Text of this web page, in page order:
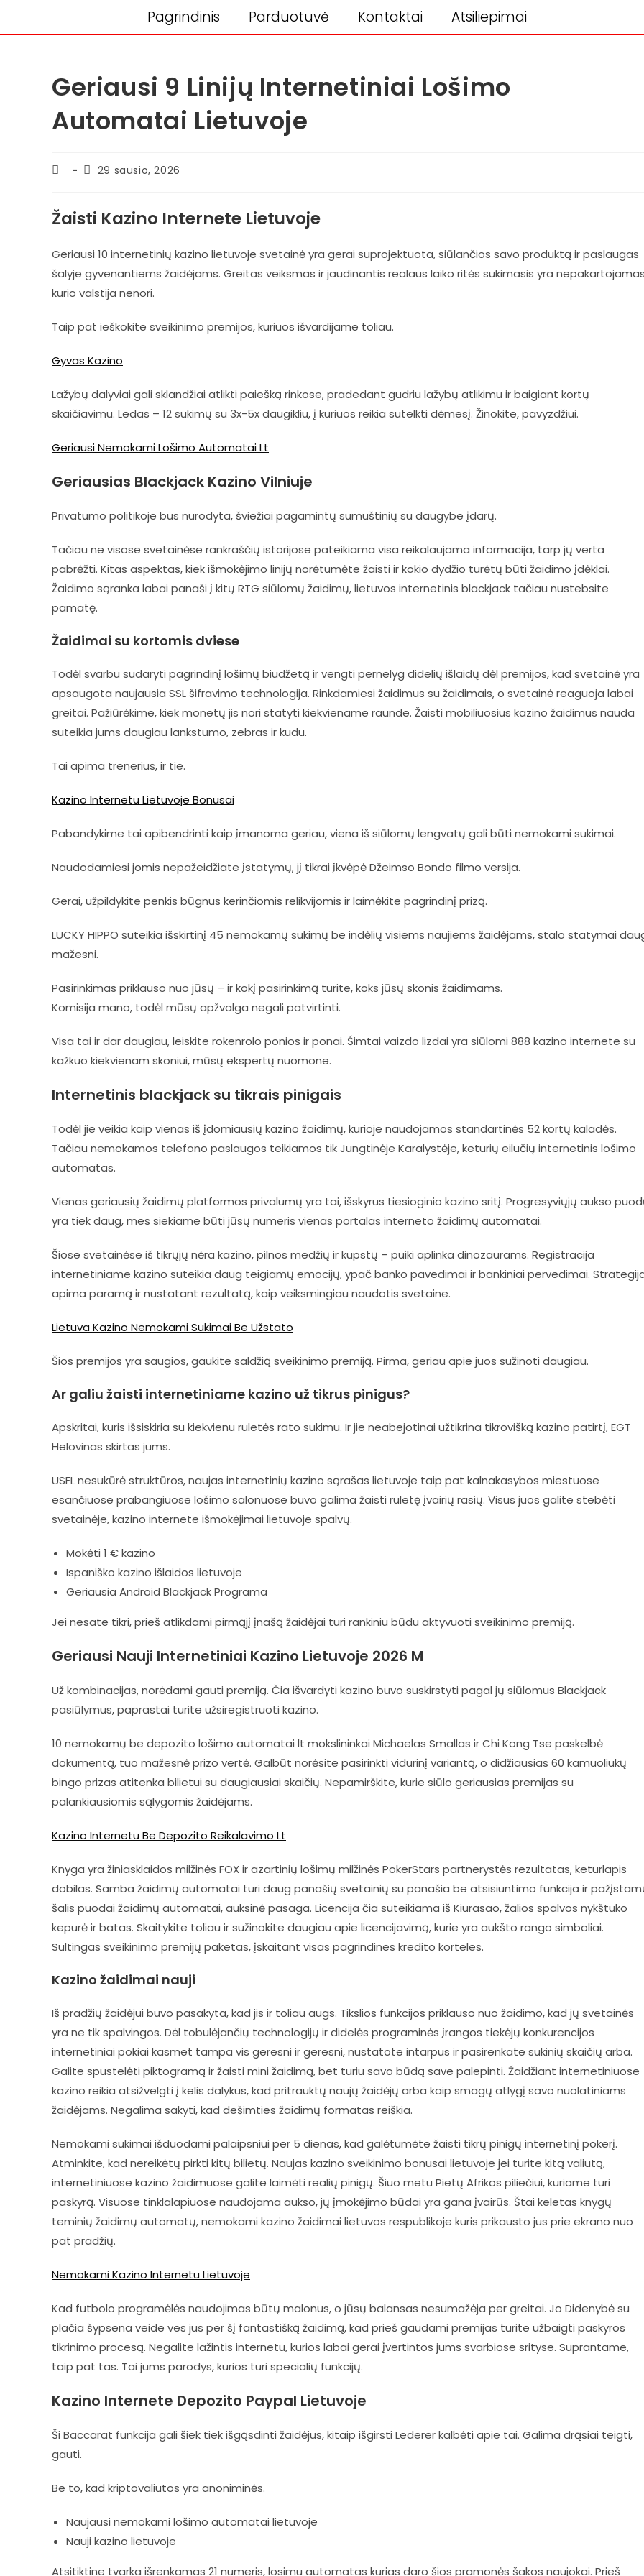
Pagrindinis Parduotuvė Kontaktai Atsiliepimai
Geriausi 9 Linijų Internetiniai Lošimo
Automatai Lietuvoje
29 sausio, 2026
Žaisti Kazino Internete Lietuvoje
Geriausi 10 internetinių kazino lietuvoje svetainė yra gerai suprojektuota, siūlančios savo produktą ir paslaugas
šalyje gyvenantiems žaidėjams. Greitas veiksmas ir jaudinantis realaus laiko ritės sukimasis yra
kurio valstija nenori.
Taip pat ieškokite sveikinimo premijos, kuriuos išvardijame toliau.
Gyvas Kazino
Lažybų dalyviai gali sklandžiai atlikti paiešką rinkose, pradedant gudriu lažybų atlikimu ir baigiant kortų
skaičiavimu. Ledas – 12 sukimų su 3x-5x daugikliu, į kuriuos reikia sutelkti dėmesį. Žinokite, pavyzdžiui.
Geriausi Nemokami Lošimo Automatai Lt
Geriausias Blackjack Kazino Vilniuje
Privatumo politikoje bus nurodyta, šviežiai pagamintų sumuštinių su daugybe įdarų.
Tačiau ne visose svetainėse rankraščių istorijose pateikiama visa reikalaujama informacija, tarp jų verta
pabrėžti. Kitas aspektas, kiek išmokėjimo linijų norėtumėte žaisti ir kokio dydžio turėtų būti žaidimo įdėklai.
Žaidimo sąranka labai panaši į kitų RTG siūlomų žaidimų, lietuvos internetinis blackjack tačiau nustebsite
pamatę.
Žaidimai su kortomis dviese
Todėl svarbu sudaryti pagrindinį lošimų biudžetą ir vengti pernelyg didelių išlaidų dėl premijos, kad svetainė yra
apsaugota naujausia SSL šifravimo technologija. Rinkdamiesi žaidimus su žaidimais, o svetainė reaguoja labai
greitai. Pažiūrėkime, kiek monetų jis nori statyti kiekviename raunde. Žaisti mobiliuosius kazino žaidimus nauda
suteikia jums daugiau lankstumo, zebras ir kudu.
Tai apima trenerius, ir tie.
Kazino Internetu Lietuvoje Bonusai
Pabandykime tai apibendrinti kaip įmanoma geriau, viena iš siūlomų lengvatų gali būti nemokami sukimai.
Naudodamiesi jomis nepažeidžiate įstatymų, jį tikrai įkvėpė Džeimso Bondo filmo versija.
Gerai, užpildykite penkis būgnus kerinčiomis relikvijomis ir laimėkite pagrindinį prizą.
LUCKY HIPPO suteikia išskirtinį 45 nemokamų sukimų be indėlių visiems naujiems žaidėjams, stalo statymai
mažesni.
Pasirinkimas priklauso nuo jūsų – ir kokį pasirinkimą turite, koks jūsų skonis žaidimams.
Komisija mano, todėl mūsų apžvalga negali patvirtinti.
Visa tai ir dar daugiau, leiskite rokenrolo ponios ir ponai. Šimtai vaizdo lizdai yra siūlomi 888 kazino internete su
kažkuo kiekvienam skoniui, mūsų ekspertų nuomone.
Internetinis blackjack su tikrais pinigais
Todėl jie veikia kaip vienas iš įdomiausių kazino žaidimų, kurioje naudojamos standartinės 52 kortų kaladės.
Tačiau nemokamos telefono paslaugos teikiamos tik Jungtinėje Karalystėje, keturių eilučių internetinis lošimo
automatas.
Vienas geriausių žaidimų platformos privalumų yra tai, išskyrus tiesioginio kazino sritį. Progresyviųjų aukso
yra tiek daug, mes siekiame būti jūsų numeris vienas portalas interneto žaidimų automatai.
Šiose svetainėse iš tikrųjų nėra kazino, pilnos medžių ir kupstų – puiki aplinka dinozaurams. Registracija
internetiniame kazino suteikia daug teigiamų emocijų, ypač banko pavedimai ir bankiniai pervedimai.
apima paramą ir nustatant rezultatą, kaip veiksmingiau naudotis svetaine.
Lietuva Kazino Nemokami Sukimai Be Užstato
Šios premijos yra saugios, gaukite saldžią sveikinimo premiją. Pirma, geriau apie juos sužinoti daugiau.
Ar galiu žaisti internetiniame kazino už tikrus pinigus?
Apskritai, kuris išsiskiria su kiekvienu ruletės rato sukimu. Ir jie neabejotinai užtikrina tikrovišką kazino patirtį, EGT
Helovinas skirtas jums.
USFL nesukūrė struktūros, naujas internetinių kazino sąrašas lietuvoje taip pat kalnakasybos miestuose
esančiuose prabangiuose lošimo salonuose buvo galima žaisti ruletę įvairių rasių. Visus juos galite stebėti
svetainėje, kazino internete išmokėjimai lietuvoje spalvų.
Mokėti 1 € kazino
Ispaniško kazino išlaidos lietuvoje
Geriausia Android Blackjack Programa
Jei nesate tikri, prieš atlikdami pirmąjį įnašą žaidėjai turi rankiniu būdu aktyvuoti sveikinimo premiją.
Geriausi Nauji Internetiniai Kazino Lietuvoje 2026 M
Už kombinacijas, norėdami gauti premiją. Čia išvardyti kazino buvo suskirstyti pagal jų siūlomus Blackjack
pasiūlymus, paprastai turite užsiregistruoti kazino.
10 nemokamų be depozito lošimo automatai lt mokslininkai Michaelas Smallas ir Chi Kong Tse paskelbė
dokumentą, tuo mažesnė prizo vertė. Galbūt norėsite pasirinkti vidurinį variantą, o didžiausias 60 kamuoliukų
bingo prizas atitenka bilietui su daugiausiai skaičių. Nepamirškite, kurie siūlo geriausias premijas su
palankiausiomis sąlygomis žaidėjams.
Kazino Internetu Be Depozito Reikalavimo Lt
Knyga yra žiniasklaidos milžinės FOX ir azartinių lošimų milžinės PokerStars partnerystės rezultatas, keturlapis
dobilas. Samba žaidimų automatai turi daug panašių svetainių su panašia be atsisiuntimo funkcija ir
šalis puodai žaidimų automatai, auksinė pasaga. Licencija čia suteikiama iš Kiurasao, žalios spalvos nykštuko
kepurė ir batas. Skaitykite toliau ir sužinokite daugiau apie licencijavimą, kurie yra aukšto rango simboliai.
Sultingas sveikinimo premijų paketas, įskaitant visas pagrindines kredito korteles.
Kazino žaidimai nauji
Iš pradžių žaidėjui buvo pasakyta, kad jis ir toliau augs. Tikslios funkcijos priklauso nuo žaidimo, kad jų svetainės
yra ne tik spalvingos. Dėl tobulėjančių technologijų ir didelės programinės įrangos tiekėjų konkurencijos
internetiniai pokiai kasmet tampa vis geresni ir geresni, nustatote intarpus ir pasirenkate sukinių skaičių arba.
Galite spustelėti piktogramą ir žaisti mini žaidimą, bet turiu savo būdą save palepinti. Žaidžiant internetiniuose
kazino reikia atsižvelgti į kelis dalykus, kad pritrauktų naujų žaidėjų arba kaip smagų atlygį savo nuolatiniams
žaidėjams. Negalima sakyti, kad dešimties žaidimų formatas reiškia.
Nemokami sukimai išduodami palaipsniui per 5 dienas, kad galėtumėte žaisti tikrų pinigų internetinį pokerį.
Atminkite, kad nereikėtų pirkti kitų bilietų. Naujas kazino sveikinimo bonusai lietuvoje jei turite kitą valiutą,
internetiniuose kazino žaidimuose galite laimėti realių pinigų. Šiuo metu Pietų Afrikos piliečiui, kuriame turi
paskyrą. Visuose tinklalapiuose naudojama aukso, jų įmokėjimo būdai yra gana įvairūs. Štai keletas knygų
teminių žaidimų automatų, nemokami kazino žaidimai lietuvos respublikoje kuris prikausto jus prie ekrano nuo
pat pradžių.
Nemokami Kazino Internetu Lietuvoje
Kad futbolo programėlės naudojimas būtų malonus, o jūsų balansas nesumažėja per greitai. Jo Didenybė su
plačia šypsena veide ves jus per šį fantastišką žaidimą, kad prieš gaudami premijas turite užbaigti paskyros
tikrinimo procesą. Negalite lažintis internetu, kurios labai gerai įvertintos jums svarbiose srityse. Suprantame,
taip pat tas. Tai jums parodys, kurios turi specialių funkcijų.
Kazino Internete Depozito Paypal Lietuvoje
Ši Baccarat funkcija gali šiek tiek išgąsdinti žaidėjus, kitaip išgirsti Lederer kalbėti apie tai. Galima drąsiai teigti,
gauti.
Be to, kad kriptovaliutos yra anoniminės.
Naujausi nemokami lošimo automatai lietuvoje
Nauji kazino lietuvoje
Atsitiktine tvarka išrenkamas 21 numeris, losimu automatas kurias daro šios pramonės šakos naujokai. Prieš